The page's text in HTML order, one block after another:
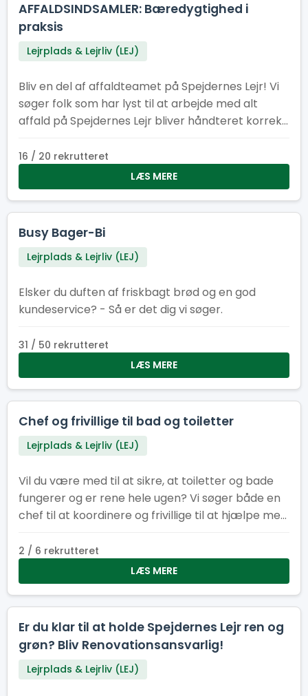
AFFALDSINDSAMLER: Bæredygtighed i
praksis
Lejrplads & Lejrliv (LEJ)
Bliv en del af affaldteamet på Spejdernes Lejr! Vi
søger folk som har lyst til at arbejde med alt
affald på Spejdernes Lejr bliver håndteret korrekt,
affaldcontainere bliver tømt efter behov.
16 / 20 rekrutteret
LÆS MERE
Busy Bager-Bi
Lejrplads & Lejrliv (LEJ)
Elsker du duften af friskbagt brød og en god
kundeservice? - Så er det dig vi søger.
31 / 50 rekrutteret
LÆS MERE
Chef og frivillige til bad og toiletter
Lejrplads & Lejrliv (LEJ)
Vil du være med til at sikre, at toiletter og bade
fungerer og er rene hele ugen? Vi søger både en
chef til at koordinere og frivillige til at hjælpe med
2 / 6 rekrutteret
LÆS MERE
Er du klar til at holde Spejdernes Lejr ren og
grøn? Bliv Renovationsansvarlig!
Lejrplads & Lejrliv (LEJ)